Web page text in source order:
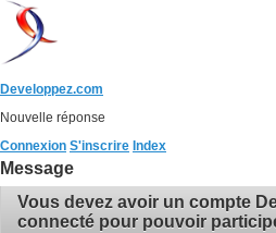
Developpez.com
Nouvelle réponse
Connexion S'inscrire Index
Message
Vous devez avoir un compte
connecté pour pouvoir